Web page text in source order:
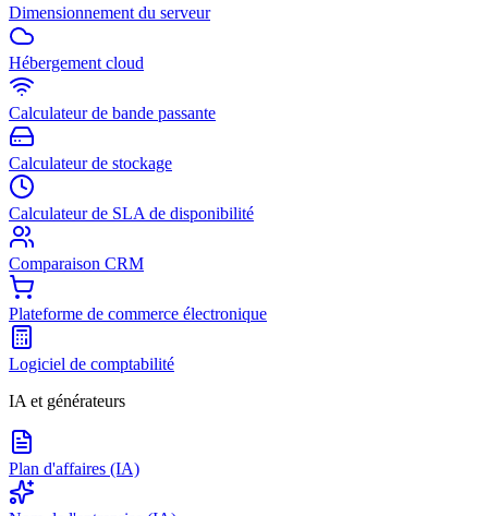
Dimensionnement du serveur
Hébergement cloud
Calculateur de bande passante
Calculateur de stockage
Calculateur de SLA de disponibilité
Comparaison CRM
Plateforme de commerce électronique
Logiciel de comptabilité
IA et générateurs
Plan d'affaires (IA)